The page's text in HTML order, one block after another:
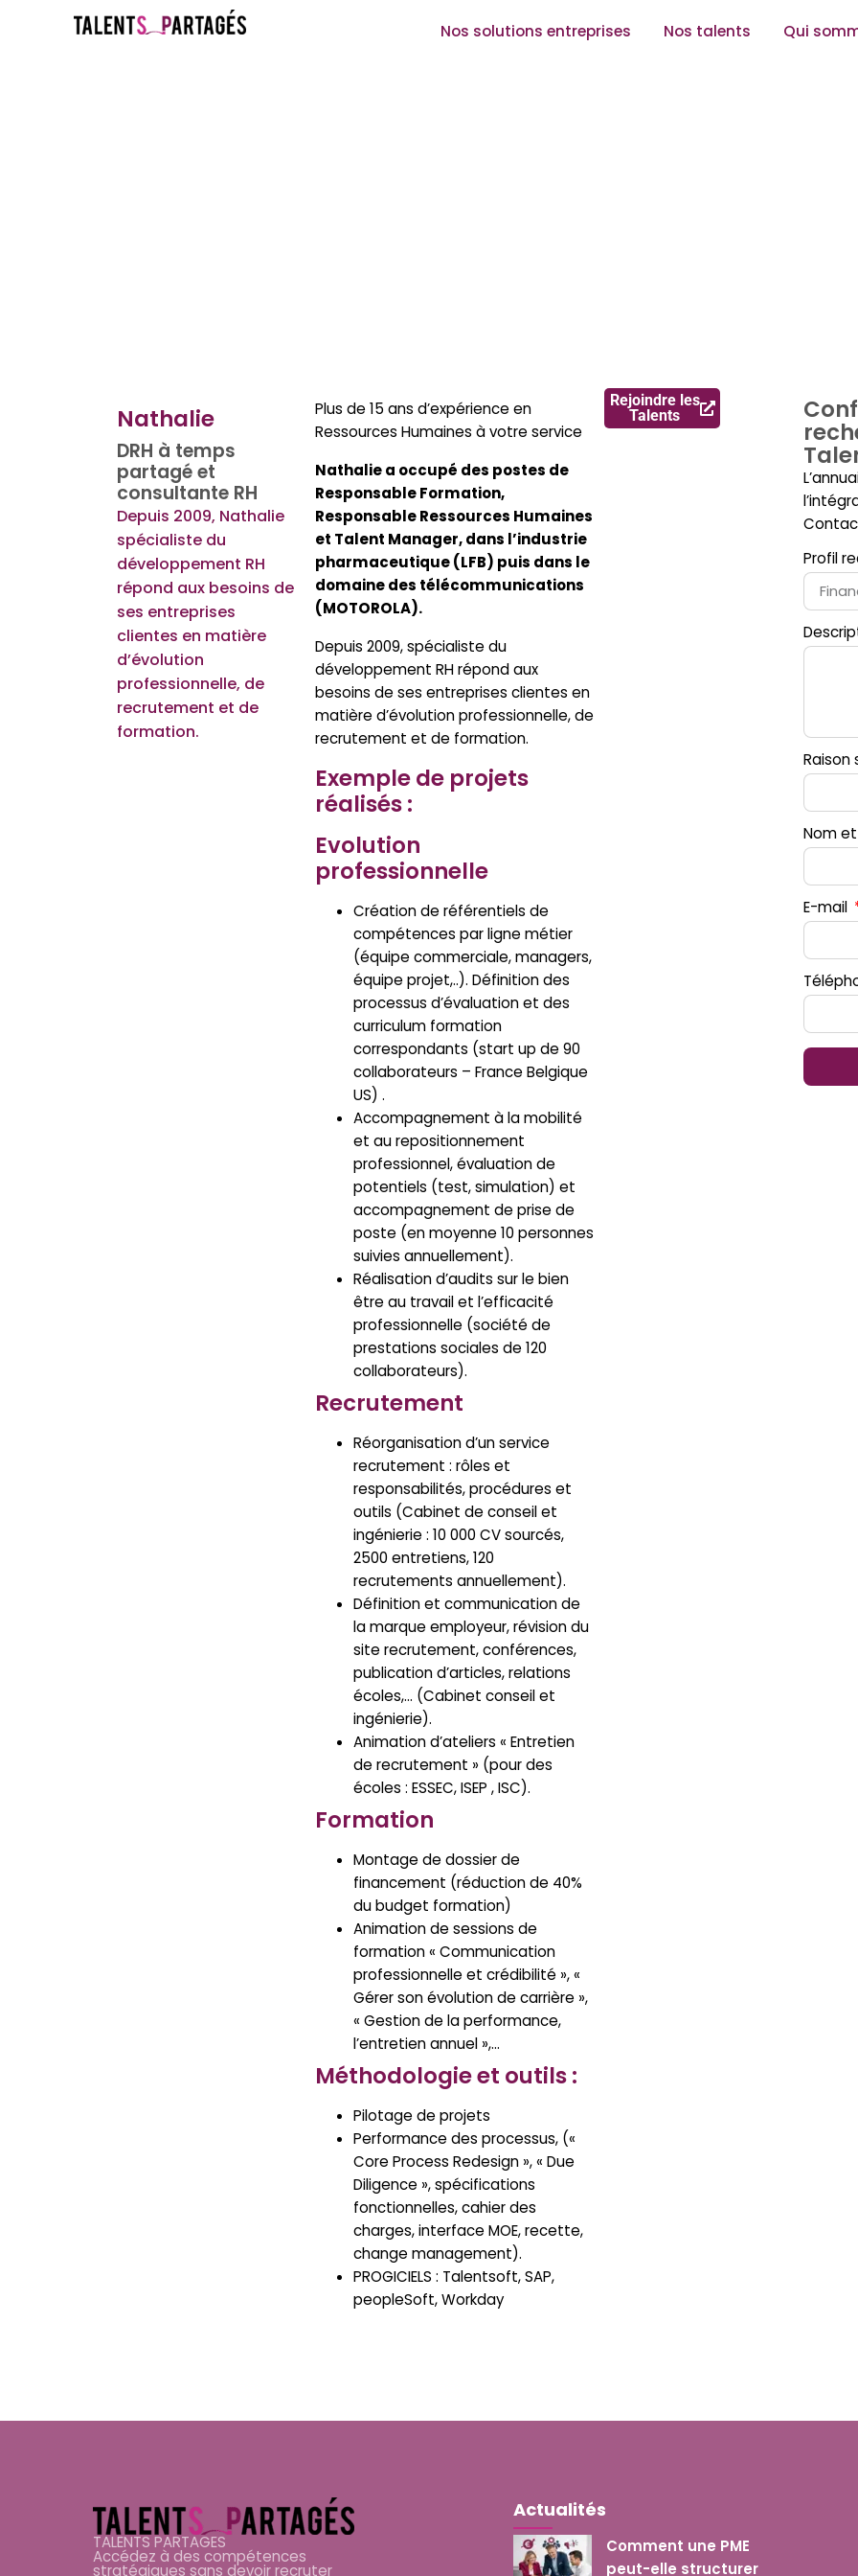
Nos solutions entreprises Nos talents Qui
Nathalie
DRH à temps
partagé et
consultante RH
Depuis 2009, Nathalie
spécialiste du
développement RH
répond aux besoins de
ses entreprises
clientes en matière
d’évolution
professionnelle, de
recrutement et de
formation.
Plus de 15 ans d’expérience en
Ressources Humaines à votre service
Nathalie a occupé des postes de
Responsable Formation,
Responsable Ressources Humaines
et Talent Manager, dans l’industrie
pharmaceutique (LFB) puis dans le
domaine des télécommunications
(MOTOROLA).
Depuis 2009, spécialiste du
développement RH répond aux
besoins de ses entreprises clientes en
matière d’évolution professionnelle, de
recrutement et de formation.
Exemple de projets
réalisés :
Evolution
professionnelle
Création de référentiels de
compétences par ligne métier
(équipe commerciale, managers,
équipe projet,..). Définition des
processus d’évaluation et des
curriculum formation
correspondants (start up de 90
collaborateurs – France Belgique
US) .
Accompagnement à la mobilité
et au repositionnement
professionnel, évaluation de
potentiels (test, simulation) et
accompagnement de prise de
poste (en moyenne 10 personnes
suivies annuellement).
Réalisation d’audits sur le bien
être au travail et l’efficacité
professionnelle (société de
prestations sociales de 120
collaborateurs).
Recrutement
Réorganisation d’un service
recrutement : rôles et
responsabilités, procédures et
outils (Cabinet de conseil et
ingénierie : 10 000 CV sourcés,
2500 entretiens, 120
recrutements annuellement).
Définition et communication de
la marque employeur, révision du
site recrutement, conférences,
publication d’articles, relations
écoles,… (Cabinet conseil et
ingénierie).
Animation d’ateliers « Entretien
de recrutement » (pour des
écoles : ESSEC, ISEP , ISC).
Formation
Montage de dossier de
financement (réduction de 40%
du budget formation)
Animation de sessions de
formation « Communication
professionnelle et crédibilité », «
Gérer son évolution de carrière »,
« Gestion de la performance,
l’entretien annuel »,…
Méthodologie et outils :
Pilotage de projets
Performance des processus, («
Core Process Redesign », « Due
Diligence », spécifications
fonctionnelles, cahier des
charges, interface MOE, recette,
change management).
PROGICIELS : Talentsoft, SAP,
peopleSoft, Workday
Rejoindre les
Talents
Profil
Raison
Nom
E-mail
TALENTS PARTAGES
Accédez à des compétences
stratégiques sans devoir recruter
Actualités
Comment une PME
peut-elle structurer